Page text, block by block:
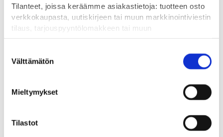
Tilanteet, joissa keräämme asiakastietoja: tuotteen osto
verkkokaupasta, uutiskirjeen tai muun markkinointiviestin
tilaus, tarjouspyyntölomakkeen tai muun
yhteydenottolomakkeen lähettäminen, käyttäjätilin
pyydetään erillinen suostumus tiedon käyttämiseen
markkinoinnissa. Hyväksymällä mainontaevästeet,
hyväksyt asiakasdatan jakamisen kolmansille osapuolille
mainonnan mittaamista varten.
valinta
Välttämätön
Mieltymykset
Tilastot